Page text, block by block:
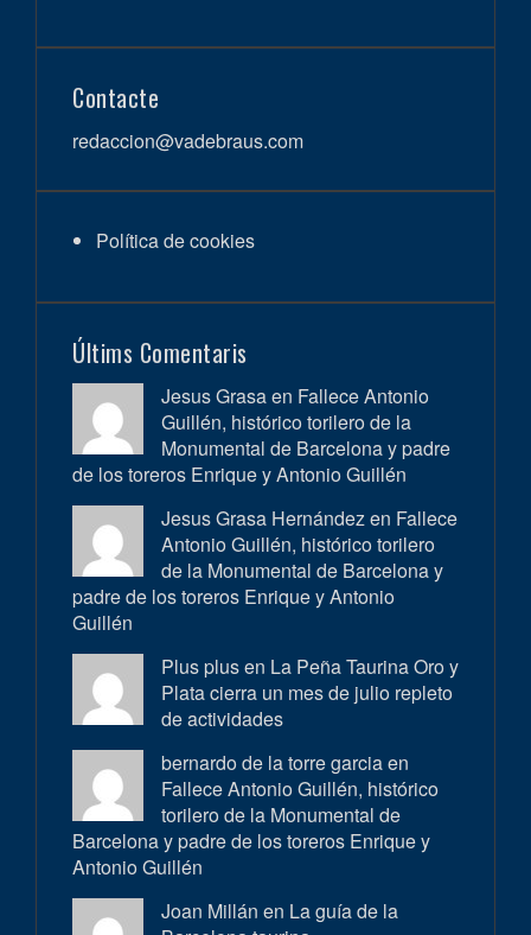
Contacte
redaccion@vadebraus.com
Política de cookies
Últims Comentaris
Jesus Grasa en Fallece Antonio
Guillén, histórico torilero de la
Monumental de Barcelona y padre
de los toreros Enrique y Antonio Guillén
Jesus Grasa Hernández en Fallece
Antonio Guillén, histórico torilero
de la Monumental de Barcelona y
padre de los toreros Enrique y Antonio
Guillén
Plus plus en La Peña Taurina Oro y
Plata cierra un mes de julio repleto
de actividades
bernardo de la torre garcia en
Fallece Antonio Guillén, histórico
torilero de la Monumental de
Barcelona y padre de los toreros Enrique y
Antonio Guillén
Joan Millán en La guía de la